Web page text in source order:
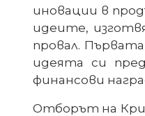
иновации в
идеите,
провал.
идеята си
финансови
Отборът на